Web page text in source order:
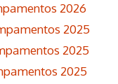
2026
2025
2025
2025